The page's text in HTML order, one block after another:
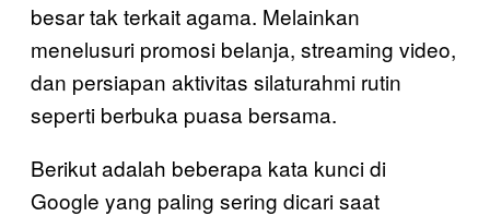
besar tak terkait agama. Melainkan
menelusuri promosi belanja, streaming video,
dan persiapan aktivitas silaturahmi rutin
seperti berbuka puasa bersama.
Berikut adalah beberapa kata kunci di
Google yang paling sering dicari saat